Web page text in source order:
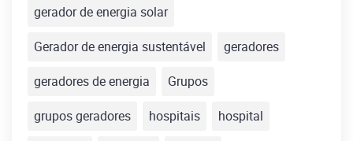
gerador de energia solar
Gerador de energia sustentável
geradores
geradores de energia
Grupos
grupos geradores
hospitais
hospital